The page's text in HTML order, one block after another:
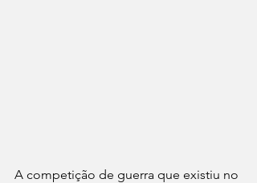
A competição de guerra que existiu no